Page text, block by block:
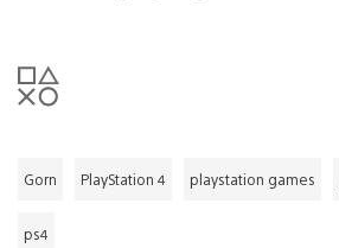
Gorn PlayStation 4 playstation games
ps4